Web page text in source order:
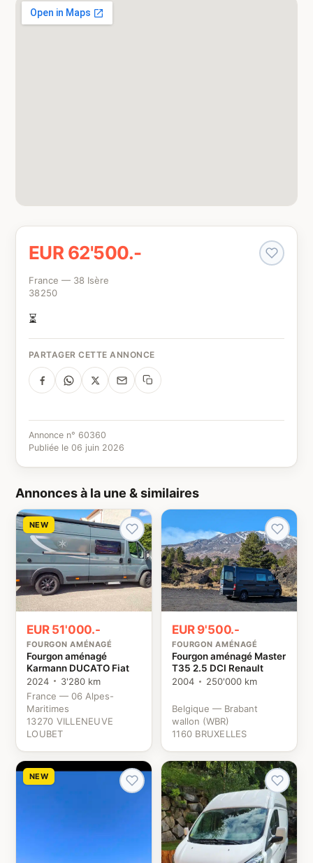
EUR 62'500.-
France — 38 Isère
38250
⏳
PARTAGER CETTE ANNONCE
Annonce n° 60360
Publiée le 06 juin 2026
Annonces à la une & similaires
NEW
EUR 51'000.-
FOURGON AMÉNAGÉ
Fourgon aménagé
Karmann DUCATO Fiat
2024
3'280 km
France — 06 Alpes-
Maritimes
13270 VILLENEUVE
LOUBET
EUR 9'500.-
FOURGON AMÉNAGÉ
Fourgon aménagé Master
T35 2.5 DCI Renault
2004
250'000 km
Belgique — Brabant
wallon (WBR)
1160 BRUXELLES
NEW